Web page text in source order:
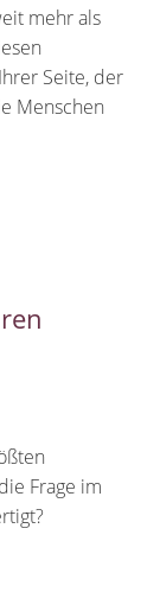
mehr als
Seite, der
Menschen
Frage im